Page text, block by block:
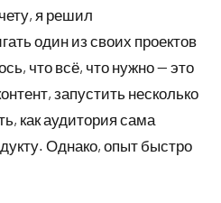
я решил
один из своих проектов
что всё, что нужно — это
запустить несколько
как аудитория сама
Однако, опыт быстро